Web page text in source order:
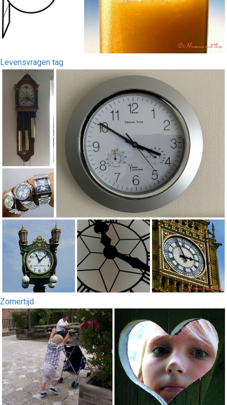
Levensvragen tag
Zomertijd